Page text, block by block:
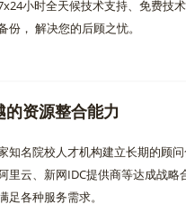
小时全天候技术支持、免费技
份， 解决您的后顾之忧。
的资源整合能力
知名院校人才机构建立长期的顾问
里云、新网IDC提供商等达成战略
足各种服务需求。